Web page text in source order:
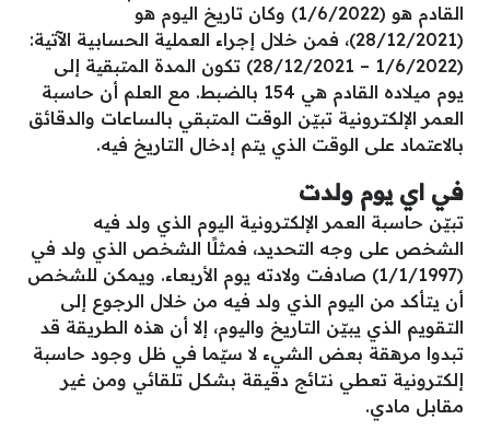
القادم هو (1/6/2022) وكان تاريخ اليوم هو
(28/12/2021)، فمن خلال إجراء العملية الحسابية الآتية:
(1/6/2022 – 28/12/2021) تكون المدة المتبقية إلى
يوم ميلاده القادم هي 154 بالضبط. مع العلم أن حاسبة
العمر الإلكترونية تبيّن الوقت المتبقي بالساعات والدقائق
بالاعتماد على الوقت الذي يتم إدخال التاريخ فيه.
في اي يوم ولدت
تبيّن حاسبة العمر الإلكترونية اليوم الذي ولد فيه
الشخص على وجه التحديد، فمثلًا الشخص الذي ولد في
(1/1/1997) صادفت ولادته يوم الأربعاء. ويمكن للشخص
أن يتأكد من اليوم الذي ولد فيه من خلال الرجوع إلى
التقويم الذي يبيّن التاريخ واليوم، إلا أن هذه الطريقة قد
تبدوا مرهقة بعض الشيء لا سيّما في ظل وجود حاسبة
إلكترونية تعطي نتائج دقيقة بشكل تلقائي ومن غير
مقابل مادي.